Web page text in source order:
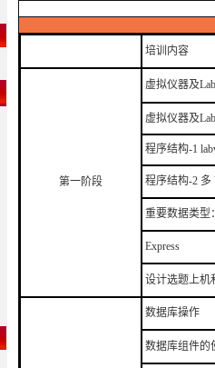
培训内容
第一阶段
虚拟仪器及
虚拟仪器及
程序结构-1
程序结构-2
重要数据类型
Express
设计选题上机
数据库操作
数据库组件的